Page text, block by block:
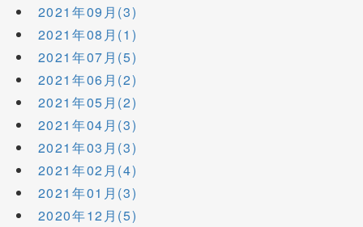
2021年09月(3)
2021年08月(1)
2021年07月(5)
2021年06月(2)
2021年05月(2)
2021年04月(3)
2021年03月(3)
2021年02月(4)
2021年01月(3)
2020年12月(5)